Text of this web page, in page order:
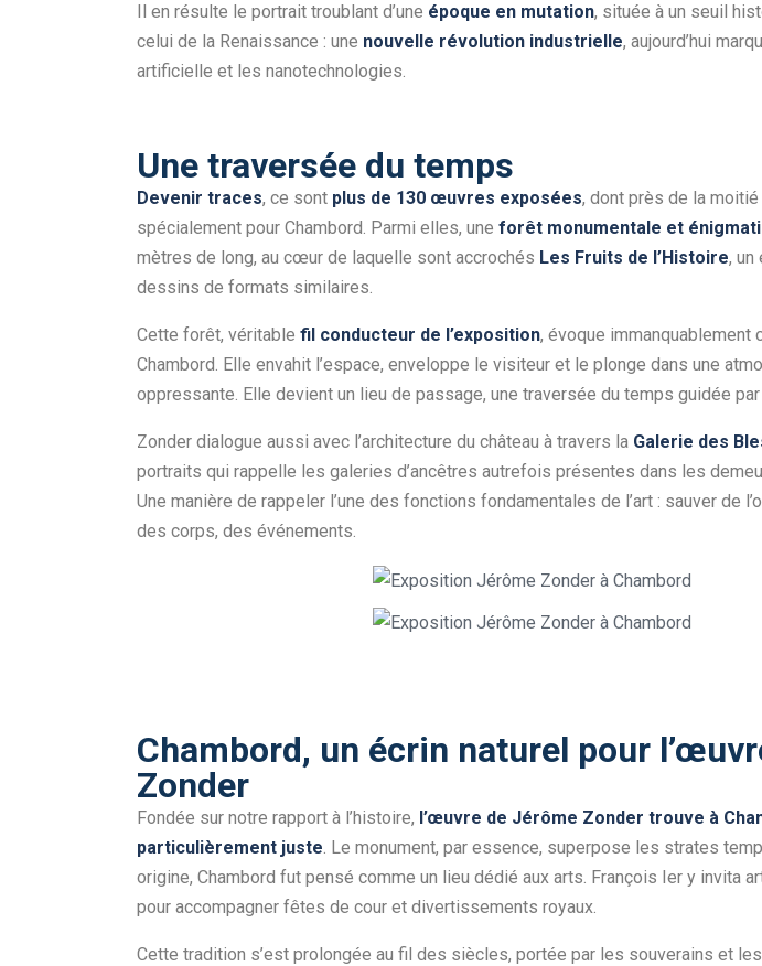
Il en résulte le portrait troublant d’une époque en mutation, située à un seuil
celui de la Renaissance : une nouvelle révolution industrielle, aujourd’hui
artificielle et les nanotechnologies.
Une traversée du temps
Devenir traces, ce sont plus de 130 œuvres exposées, dont près de la
spécialement pour Chambord. Parmi elles, une forêt monumentale et
mètres de long, au cœur de laquelle sont accrochés Les Fruits de l’Histoire, un
dessins de formats similaires.
Cette forêt, véritable fil conducteur de l’exposition, évoque immanquablement
Chambord. Elle envahit l’espace, enveloppe le visiteur et le plonge dans une
oppressante. Elle devient un lieu de passage, une traversée du temps guidée
Zonder dialogue aussi avec l’architecture du château à travers la Galerie des
portraits qui rappelle les galeries d’ancêtres autrefois présentes dans les
Une manière de rappeler l’une des fonctions fondamentales de l’art : sauver de
des corps, des événements.
Chambord, un écrin naturel pour
Zonder
Fondée sur notre rapport à l’histoire, l’œuvre de Jérôme Zonder trouve à
particulièrement juste. Le monument, par essence, superpose les strates
origine, Chambord fut pensé comme un lieu dédié aux arts. François Ier y invita
pour accompagner fêtes de cour et divertissements royaux.
Cette tradition s’est prolongée au fil des siècles, portée par les souverains et